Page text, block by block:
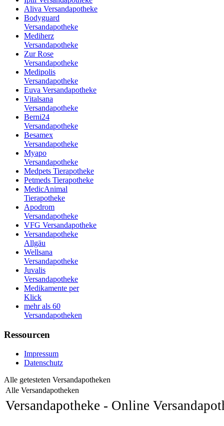
Aliva Versandapotheke
Bodyguard
Versandapotheke
Mediherz
Versandapotheke
Zur Rose
Versandapotheke
Medipolis
Versandapotheke
Euva Versandapotheke
Vitalsana
Versandapotheke
Berni24
Versandapotheke
Besamex
Versandapotheke
Myapo
Versandapotheke
Medpets Tierapotheke
Petmeds Tierapotheke
MedicAnimal
Tierapotheke
Apodrom
Versandapotheke
VFG Versandapotheke
Versandapotheke
Allgäu
Wellsana
Versandapotheke
Juvalis
Versandapotheke
Medikamente per
Klick
mehr als 60
Versandapotheken
Ressourcen
Impressum
Datenschutz
Alle getesteten Versandapotheken
Alle Versandapotheken
Versandapotheke - Online